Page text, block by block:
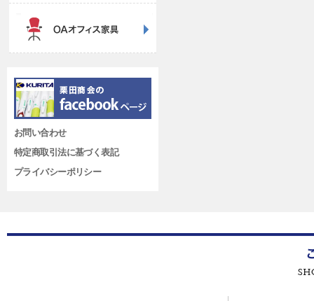
お問い合わせ
特定商取引法に基づく表記
プライバシーポリシー